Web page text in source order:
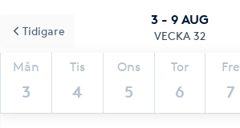
3 - 9 AUG
VECKA 32
Mån
3
Tis
4
Ons
5
Tor
6
Fre
7
Tidigare